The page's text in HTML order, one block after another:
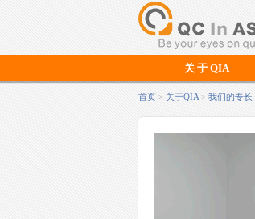
关 于 QIA
首页 > 关于QIA > 我们的专长